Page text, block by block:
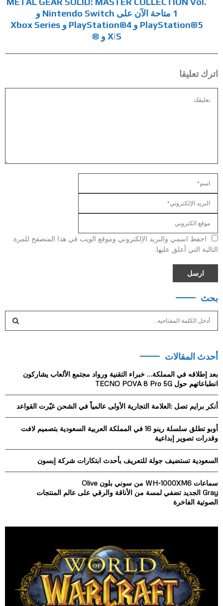
1 متاحة الآن على Nintendo Switch و
PlayStation®5 و PlayStation®4 و Xbox Series
X|S و ®
اترك تعليقا
احفظ اسمي والبريد الإلكتروني وموقع الويب في هذا المتصفح للمرة
التالية التي أعلق عليها.
بحث
c
f
r
:
C
أحدث المقالات
بعد إطلاقه في المملكة… خبراء التقنية ورواد مجتمع الألعاب يشاركون
انطباعاتهم حول TECNO POVA 8 Pro 5G
أنكر برايم تصل :العلامة التجارية الأولى عالمياً في الشحن غيّرت القواعد
أوبو تطلق سلسلة رينو 16 في المملكة العربية السعودية بتصميم لافت
وقدرات تصوير إبداعية
السعودية تستضيف جولة للتعريف بأحدث ابتكارات شركة إبسون
سماعات WH-1000XM6 من سوني بلون Olive
Gray الجديد تضفي لمسة من الأناقة والرقي على عالم المنتجات
الصوتية الفاخرة